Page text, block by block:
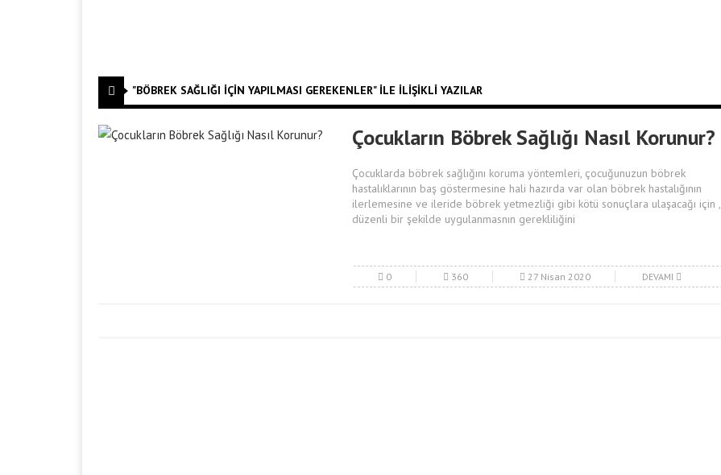
"BÖBREK SAĞLIĞI IÇIN YAPILMASI GEREKENLER" ILE İLIŞIKLI YAZILAR
Çocukların Böbrek Sağlığı Nasıl Korunur?
Çocuklarda böbrek sağlığını koruma yöntemleri, çocuğunuzun böbrek
hastalıklarının baş göstermesine hali hazırda var olan böbrek hastalığının
ilerlemesine ve ileride böbrek yetmezliği gibi kötü sonuçlara ulaşacağı için ,
düzenli bir şekilde uygulanmasnın gerekliliğini
0 360 27 Nisan 2020 DEVAMI